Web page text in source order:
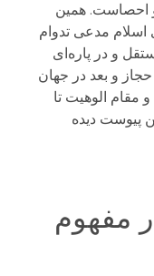
احصاست. همین
اسلام مدعی تدوام
و در پاره‌ای
و بعد در جهان
مقام الوهیت تا
پیوست دیده
مفهوم